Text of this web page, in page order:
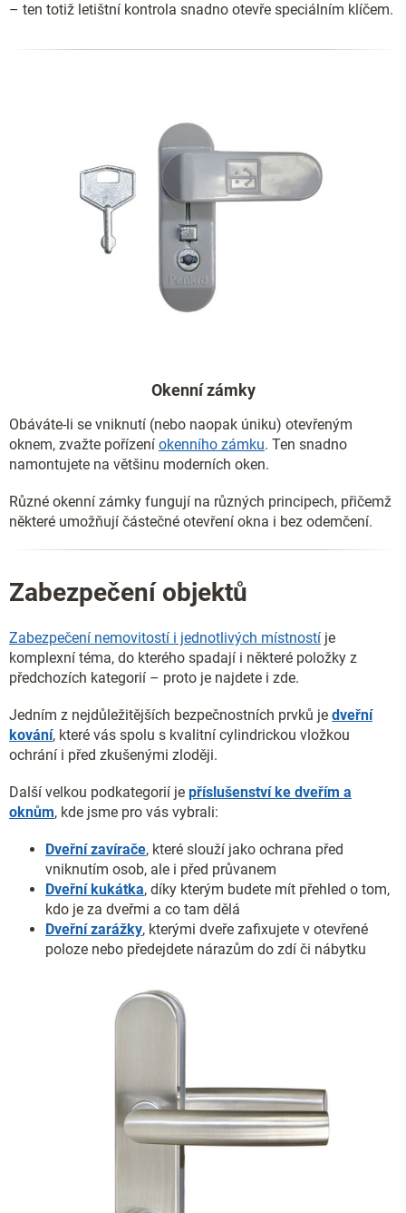
– ten totiž letištní kontrola snadno otevře speciálním klíčem.
Okenní zámky
Obáváte-li se vniknutí (nebo naopak úniku) otevřeným
oknem, zvažte pořízení okenního zámku. Ten snadno
namontujete na většinu moderních oken.
Různé okenní zámky fungují na různých principech, přičemž
některé umožňují částečné otevření okna i bez odemčení.
Zabezpečení objektů
Zabezpečení nemovitostí i jednotlivých místností je
komplexní téma, do kterého spadají i některé položky z
předchozích kategorií – proto je najdete i zde.
Jedním z nejdůležitějších bezpečnostních prvků je dveřní
kování, které vás spolu s kvalitní cylindrickou vložkou
ochrání i před zkušenými zloději.
Další velkou podkategorií je příslušenství ke dveřím a
oknům, kde jsme pro vás vybrali:
Dveřní zavírače, které slouží jako ochrana před
vniknutím osob, ale i před průvanem
Dveřní kukátka, díky kterým budete mít přehled o tom,
kdo je za dveřmi a co tam dělá
Dveřní zarážky, kterými dveře zafixujete v otevřené
poloze nebo předejdete nárazům do zdí či nábytku